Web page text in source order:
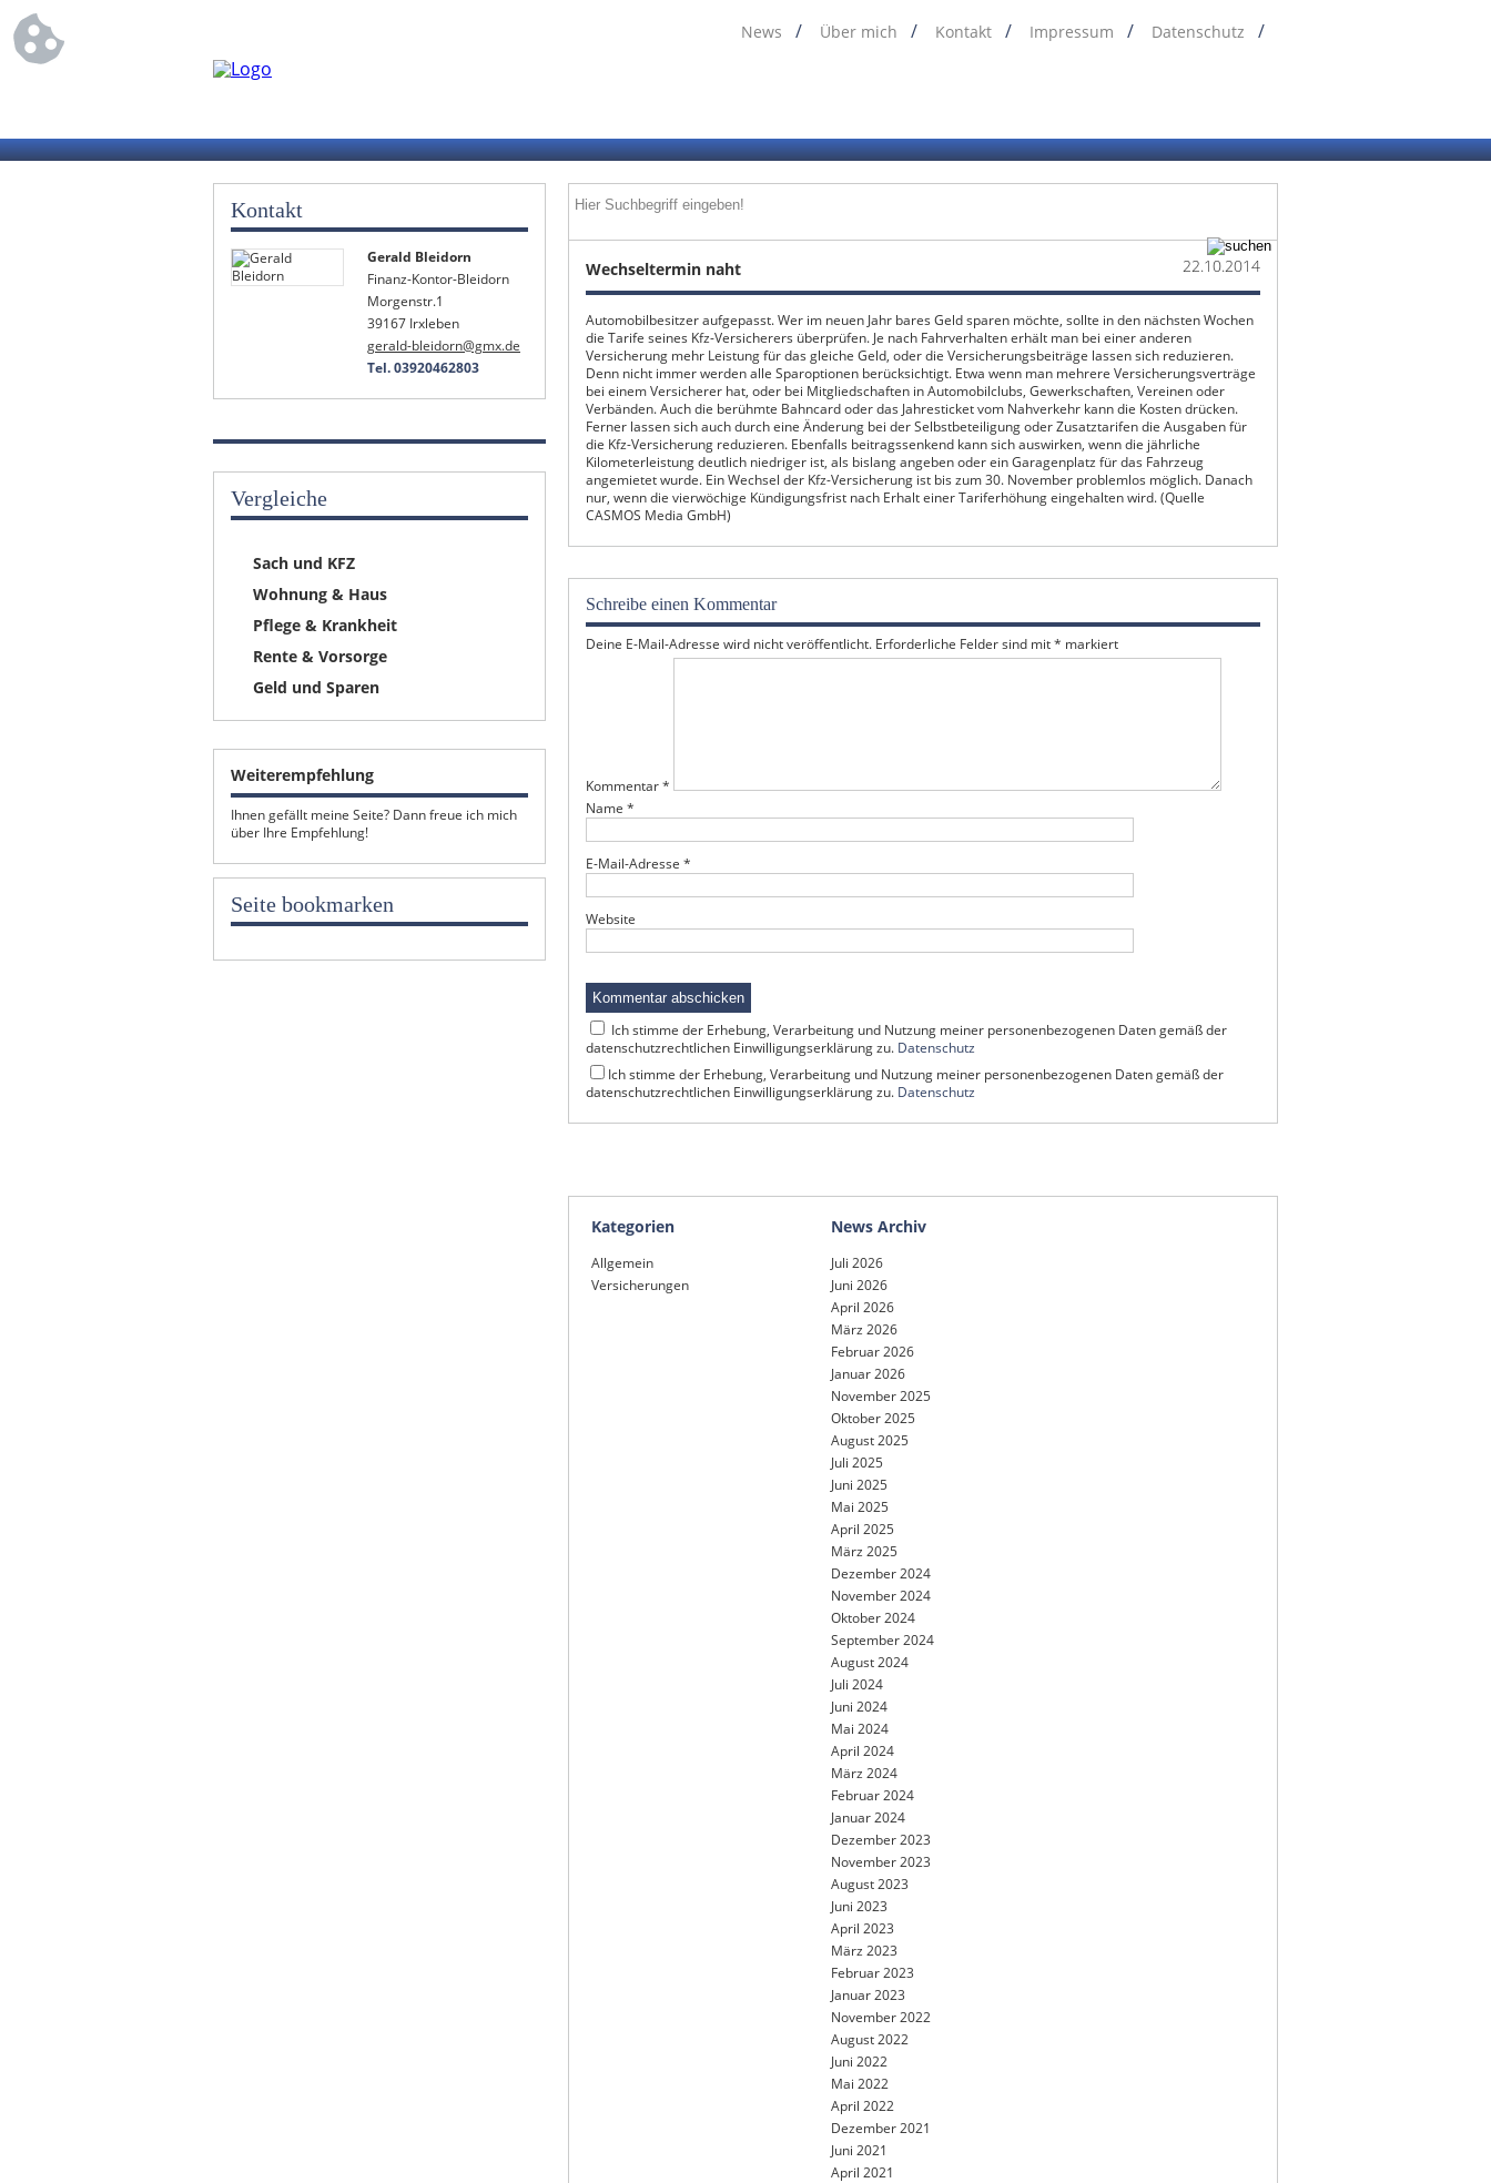
News Über mich Kontakt Impressum Datenschutz
Kontakt
Gerald Bleidorn
Finanz-Kontor-Bleidorn
Morgenstr.1
39167 Irxleben
gerald-bleidorn@gmx.de
Tel. 03920462803
Vergleiche
Sach und KFZ
Wohnung & Haus
Pflege & Krankheit
Rente & Vorsorge
Geld und Sparen
Weiterempfehlung
Ihnen gefällt meine Seite? Dann freue ich mich
über Ihre Empfehlung!
Seite bookmarken
Wechseltermin naht 22.10.2014
Automobilbesitzer aufgepasst. Wer im neuen Jahr bares Geld sparen möchte, sollte in den nächsten Wochen
die Tarife seines Kfz-Versicherers überprüfen. Je nach Fahrverhalten erhält man bei einer anderen
Versicherung mehr Leistung für das gleiche Geld, oder die Versicherungsbeiträge lassen sich reduzieren.
Denn nicht immer werden alle Sparoptionen berücksichtigt. Etwa wenn man mehrere Versicherungsverträge
bei einem Versicherer hat, oder bei Mitgliedschaften in Automobilclubs, Gewerkschaften, Vereinen oder
Verbänden. Auch die berühmte Bahncard oder das Jahresticket vom Nahverkehr kann die Kosten drücken.
Ferner lassen sich auch durch eine Änderung bei der Selbstbeteiligung oder Zusatztarifen die Ausgaben für
die Kfz-Versicherung reduzieren. Ebenfalls beitragssenkend kann sich auswirken, wenn die jährliche
Kilometerleistung deutlich niedriger ist, als bislang angeben oder ein Garagenplatz für das Fahrzeug
angemietet wurde. Ein Wechsel der Kfz-Versicherung ist bis zum 30. November problemlos möglich. Danach
nur, wenn die vierwöchige Kündigungsfrist nach Erhalt einer Tariferhöhung eingehalten wird. (Quelle
CASMOS Media GmbH)
Schreibe einen Kommentar
Deine E-Mail-Adresse wird nicht veröffentlicht. Erforderliche Felder sind mit* markiert
Kommentar*
Name *
E-Mail-Adresse *
Website
Ich stimme der Erhebung, Verarbeitung und Nutzung meiner personenbezogenen Daten gemäß der
datenschutzrechtlichen Einwilligungserklärung zu. Datenschutz
Ich stimme der Erhebung, Verarbeitung und Nutzung meiner personenbezogenen Daten gemäß der
datenschutzrechtlichen Einwilligungserklärung zu. Datenschutz
Kategorien
Allgemein
Versicherungen
News Archiv
Juli 2026
Juni 2026
April 2026
März 2026
Februar 2026
Januar 2026
November 2025
Oktober 2025
August 2025
Juli 2025
Juni 2025
Mai 2025
April 2025
März 2025
Dezember 2024
November 2024
Oktober 2024
September 2024
August 2024
Juli 2024
Juni 2024
Mai 2024
April 2024
März 2024
Februar 2024
Januar 2024
Dezember 2023
November 2023
August 2023
Juni 2023
April 2023
März 2023
Februar 2023
Januar 2023
November 2022
August 2022
Juni 2022
Mai 2022
April 2022
Dezember 2021
Juni 2021
April 2021